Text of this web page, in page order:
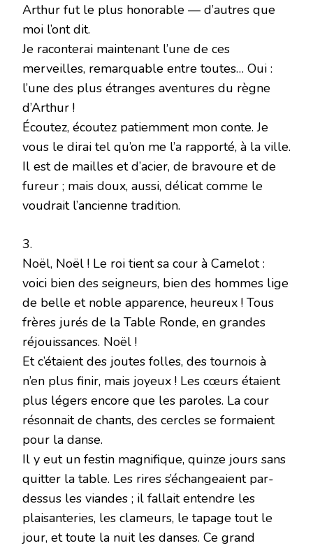
Arthur fut le plus honorable — d’autres que
moi l’ont dit.
Je raconterai maintenant l’une de ces
merveilles, remarquable entre toutes… Oui :
l’une des plus étranges aventures du règne
d’Arthur !
Écoutez, écoutez patiemment mon conte. Je
vous le dirai tel qu’on me l’a rapporté, à la ville.
Il est de mailles et d’acier, de bravoure et de
fureur ; mais doux, aussi, délicat comme le
voudrait l’ancienne tradition.
3.
Noël, Noël ! Le roi tient sa cour à Camelot :
voici bien des seigneurs, bien des hommes lige
de belle et noble apparence, heureux ! Tous
frères jurés de la Table Ronde, en grandes
réjouissances. Noël !
Et c’étaient des joutes folles, des tournois à
n’en plus finir, mais joyeux ! Les cœurs étaient
plus légers encore que les paroles. La cour
résonnait de chants, des cercles se formaient
pour la danse.
Il y eut un festin magnifique, quinze jours sans
quitter la table. Les rires s’échangeaient par-
dessus les viandes ; il fallait entendre les
plaisanteries, les clameurs, le tapage tout le
jour, et toute la nuit les danses. Ce grand